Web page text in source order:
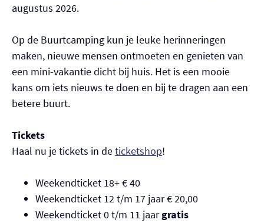
augustus 2026.
Op de Buurtcamping kun je leuke herinneringen
maken, nieuwe mensen ontmoeten en genieten van
een mini-vakantie dicht bij huis. Het is een mooie
kans om iets nieuws te doen en bij te dragen aan een
betere buurt.
Tickets
Haal nu je tickets in deticketshop!
Weekendticket 18+ € 40
Weekendticket 12 t/m 17 jaar € 20,00
Weekendticket 0 t/m 11 jaargratis